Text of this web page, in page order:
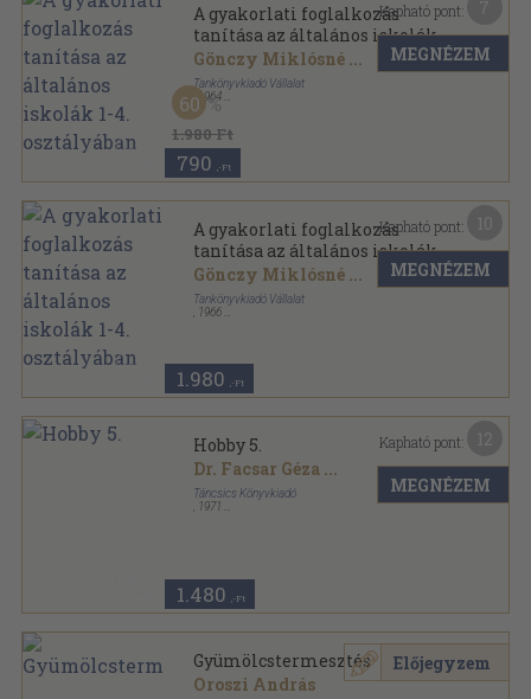
A gyakorlati foglalkozás
tanítása az általános iskolák
1-4. osztályában
Gönczy Miklósné ...
Tankönyvkiadó Vállalat
, 1964
Félvászon
1.980 Ft
60
790 ,-Ft
Kapható pont:
MEGNÉZEM
A gyakorlati foglalkozás
tanítása az általános iskolák
1-4. osztályában
Gönczy Miklósné ...
Tankönyvkiadó Vállalat
1966
1.980 ,-Ft
Kapható pont:
MEGNÉZEM
Hobby 5.
Dr. Facsar Géza ...
Táncsics Könyvkiadó
1971
1.480 ,-Ft
Kapható pont:
MEGNÉZEM
Gyümölcstermesztés
Oroszi András
Előjegyzem